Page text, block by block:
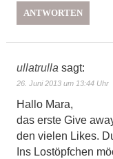
ANTWORTEN
ullatrulla sagt:
26. Juni 2013 um 13:44 Uhr
Hallo Mara,
das erste Give
den vielen Likes.
Ins Lostöpfchen